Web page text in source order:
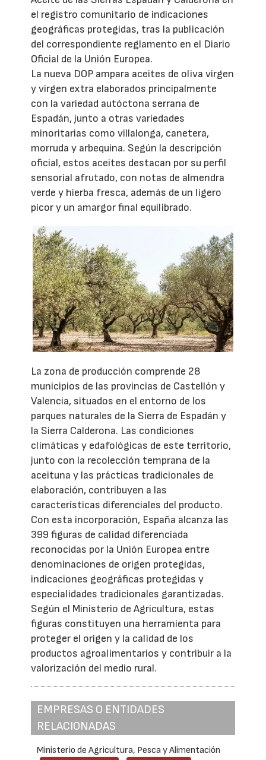
el registro comunitario de indicaciones
geográficas protegidas, tras la publicación
del correspondiente reglamento en el Diario
Oficial de la Unión Europea.
La nueva DOP ampara aceites de oliva virgen
y virgen extra elaborados principalmente
con la variedad autóctona serrana de
Espadán, junto a otras variedades
minoritarias como villalonga, canetera,
morruda y arbequina. Según la descripción
oficial, estos aceites destacan por su perfil
sensorial afrutado, con notas de almendra
verde y hierba fresca, además de un ligero
picor y un amargor final equilibrado.
La zona de producción comprende 28
municipios de las provincias de Castellón y
Valencia, situados en el entorno de los
parques naturales de la Sierra de Espadán y
la Sierra Calderona. Las condiciones
climáticas y edafológicas de este territorio,
junto con la recolección temprana de la
aceituna y las prácticas tradicionales de
elaboración, contribuyen a las
características diferenciales del producto.
Con esta incorporación, España alcanza las
399 figuras de calidad diferenciada
reconocidas por la Unión Europea entre
denominaciones de origen protegidas,
indicaciones geográficas protegidas y
especialidades tradicionales garantizadas.
Según el Ministerio de Agricultura, estas
figuras constituyen una herramienta para
proteger el origen y la calidad de los
productos agroalimentarios y contribuir a la
valorización del medio rural.
EMPRESAS O ENTIDADES
RELACIONADAS
Ministerio de Agricultura, Pesca y Alimentación